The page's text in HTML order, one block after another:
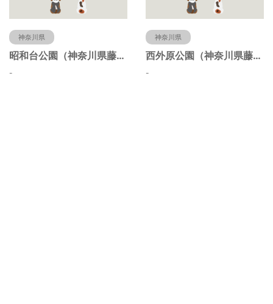
神奈川県
昭和台公園（神奈川県藤沢市）
-
神奈川県
西外原公園（神奈川県藤沢市）
-